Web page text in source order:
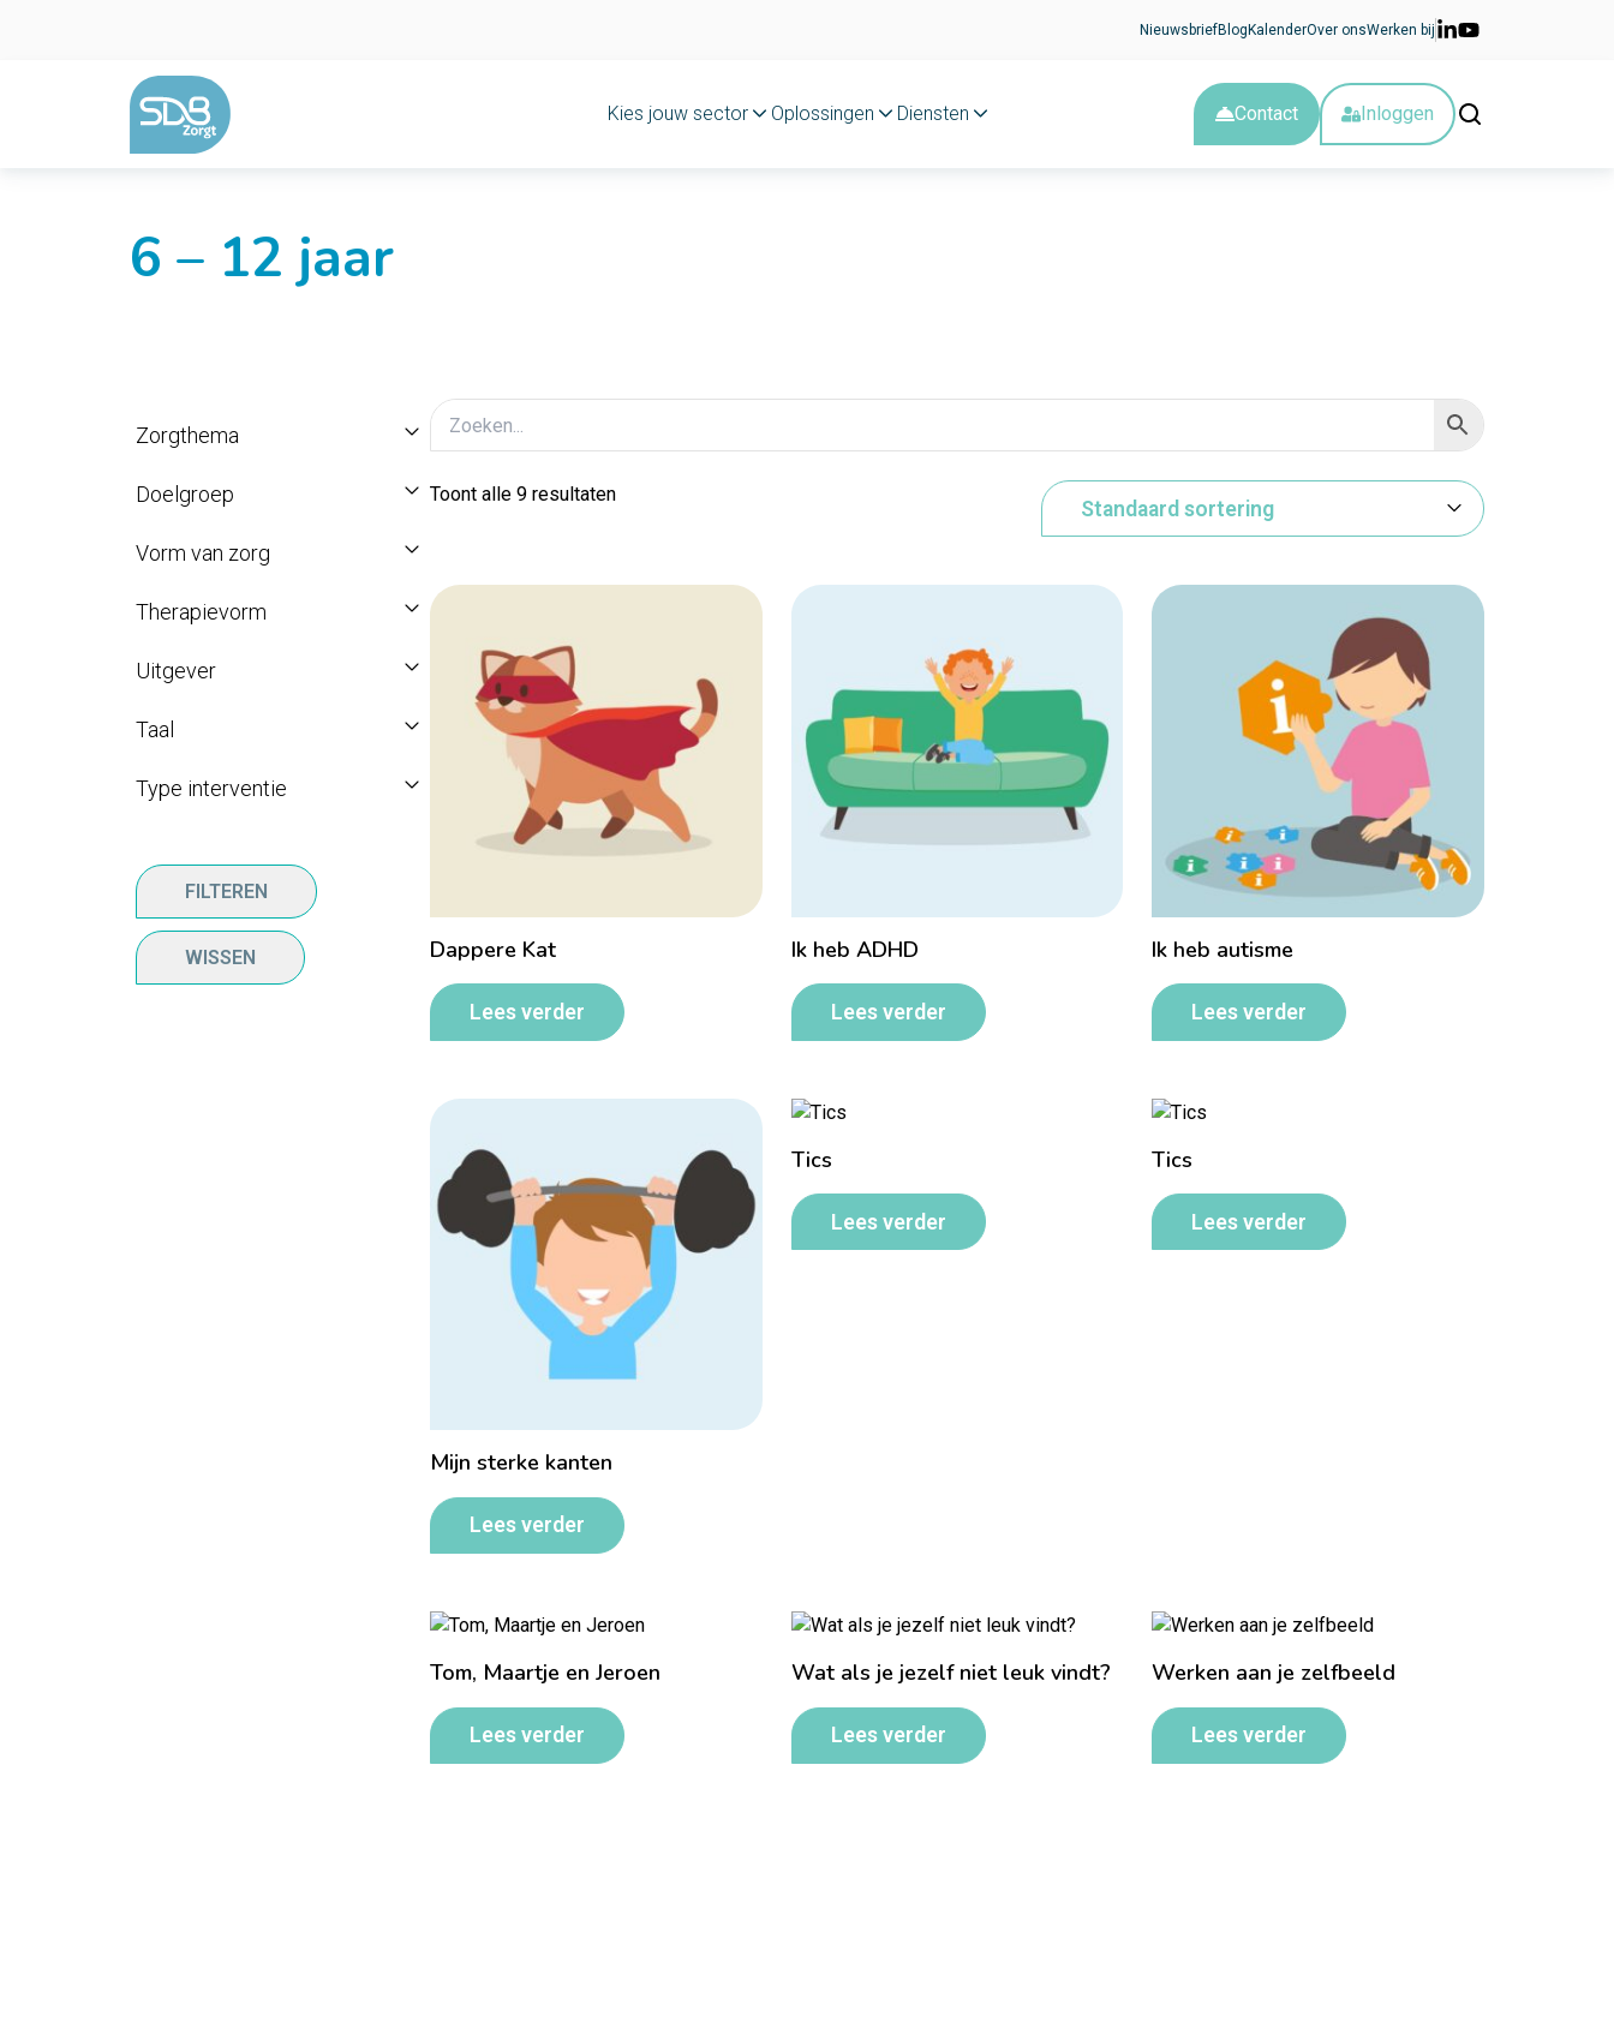
NieuwsbriefBlog KalenderOver onsWerken bij
Kies jouw sector Oplossingen Diensten Contact Inloggen
6 – 12 jaar
Zorgthema
Doelgroep
Vorm van zorg
Therapievorm
Uitgever
Taal
Type interventie
FILTEREN
WISSEN
Toont alle 9 resultaten
Dappere Kat
Lees verder
Ik heb ADHD
Lees verder
Ik heb autisme
Lees verder
Mijn sterke kanten
Lees verder
Tics
Lees verder
Tics
Lees verder
Tom, Maartje en Jeroen
Lees verder
Wat als je jezelf niet leuk vindt?
Lees verder
Werken aan je zelfbeeld
Lees verder